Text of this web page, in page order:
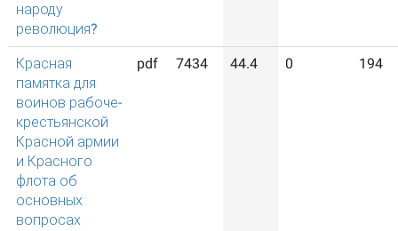
народу
революция?
Красная
памятка для
воинов рабоче-
крестьянской
Красной армии
и Красного
флота об
основных
вопросах
pdf 7434 44.4 0 194